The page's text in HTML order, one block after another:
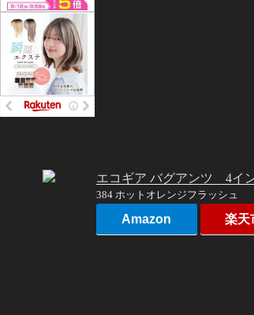
エコギア バグアンツ 4イ
384 ホットオレンジフラッシュ
Amazon 楽天